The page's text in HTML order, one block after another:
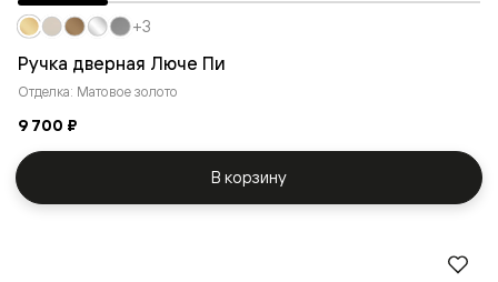
Ручка дверная Люче Пи
Отделка: Матовое золото
9 700 ₽
+3
В корзину